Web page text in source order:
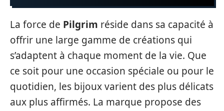
La force de Pilgrim réside dans sa capacité à
offrir une large gamme de créations qui
s’adaptent à chaque moment de la vie. Que
ce soit pour une occasion spéciale ou pour le
quotidien, les bijoux varient des plus délicats
aux plus affirmés. La marque propose des